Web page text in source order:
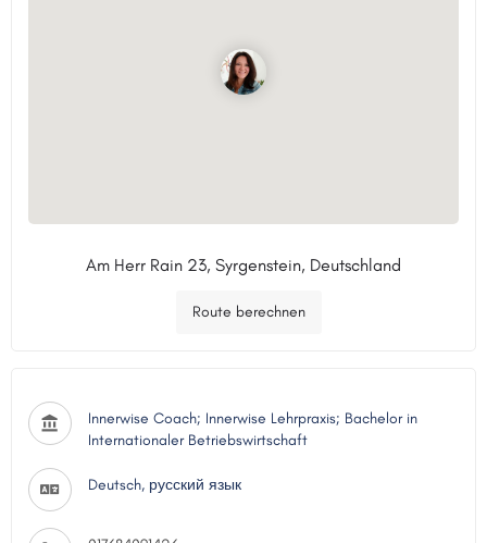
Am Herr Rain 23, Syrgenstein, Deutschland
Route berechnen
Innerwise Coach; Innerwise Lehrpraxis; Bachelor in
Internationaler Betriebswirtschaft
Deutsch, русский язык